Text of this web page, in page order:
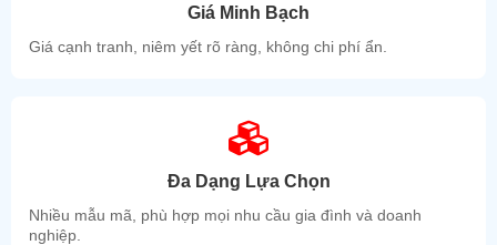
Giá Minh Bạch
Giá cạnh tranh, niêm yết rõ ràng, không chi phí ẩn.
Đa Dạng Lựa Chọn
Nhiều mẫu mã, phù hợp mọi nhu cầu gia đình và doanh
nghiệp.